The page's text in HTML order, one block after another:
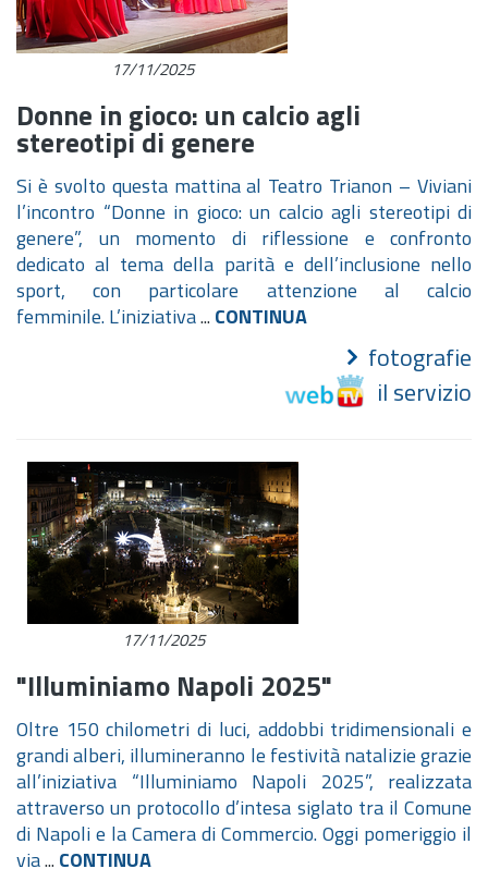
17/11/2025
Donne in gioco: un calcio agli
stereotipi di genere
Si è svolto questa mattina al Teatro Trianon – Viviani
l’incontro “Donne in gioco: un calcio agli stereotipi di
genere”, un momento di riflessione e confronto
dedicato al tema della parità e dell’inclusione nello
sport, con particolare attenzione al calcio
femminile.L’iniziativa... CONTINUA
fotografie
il servizio
17/11/2025
"Illuminiamo Napoli 2025"
Oltre 150 chilometri di luci, addobbi tridimensionali e
grandi alberi, illumineranno le festività natalizie grazie
all’iniziativa “Illuminiamo Napoli 2025”, realizzata
attraverso un protocollo d’intesa siglato tra il Comune
di Napoli e la Camera di Commercio. Oggi pomeriggio il
via... CONTINUA